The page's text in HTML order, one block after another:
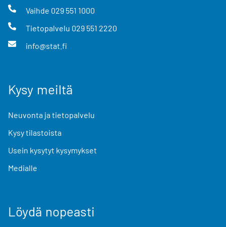
Vaihde 029 551 1000
Tietopalvelu 029 551 2220
info@stat.fi
Kysy meiltä
Neuvonta ja tietopalvelu
Kysy tilastoista
Usein kysytyt kysymykset
Medialle
Löydä nopeasti